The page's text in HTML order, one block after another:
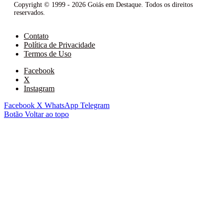
Copyright © 1999 - 2026 Goiás em Destaque. Todos os direitos
reservados.
Contato
Política de Privacidade
Termos de Uso
Facebook
X
Instagram
Facebook X WhatsApp Telegram
Botão Voltar ao topo